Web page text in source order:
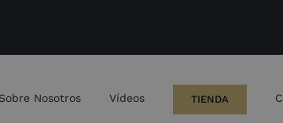
Sobre Nosotros Vídeos TIENDA